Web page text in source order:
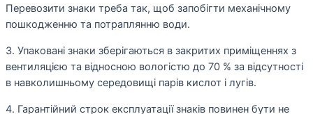
Перевозити знаки треба так, щоб запобігти механічному
пошкодженню та потраплянню води.
3. Упаковані знаки зберігаються в закритих приміщеннях з
вентиляцією та відносною вологістю до 70 % за відсутності
в навколишньому середовищі парів кислот і лугів.
4. Гарантійний строк експлуатації знаків повинен бути не